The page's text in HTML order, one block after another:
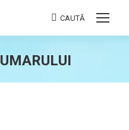
Search:
CAUTĂ